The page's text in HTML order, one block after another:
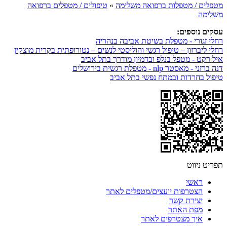
מטפלים / מטפלות ברפואה משלימה » טיפולים / מטפלים ברפואה
משלימה
עסקים נוספים:
רחלי זגורי - מטפלת בשיטת אביבה בנהריה
רחלי ליברזון – טיפול רגשי והוליסטי לנשים – נטורופתית בקרית מוצקין
איל רקט - מטפל בנלפ ובדמיון מודרך בתל אביב
דנה ברזני - מאסטר nlp - מטפלת רגשית בירושלים
טיפול בחרדות ובמתח נפשי בתל אביב
תפריט ניווט
ראשי
הצטרפות יועצים/מטפלים לאתר
יצירת קשר
מפת האתר
איך מצטרפים לאתר